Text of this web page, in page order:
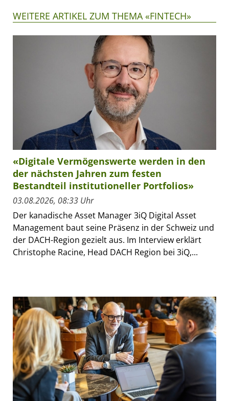
WEITERE ARTIKEL ZUM THEMA «FINTECH»
«Digitale Vermögenswerte werden in den
der nächsten Jahren zum festen
Bestandteil institutioneller Portfolios»
03.08.2026, 08:33 Uhr
Der kanadische Asset Manager 3iQ Digital Asset
Management baut seine Präsenz in der Schweiz und
der DACH-Region gezielt aus. Im Interview erklärt
Christophe Racine, Head DACH Region bei 3iQ,...